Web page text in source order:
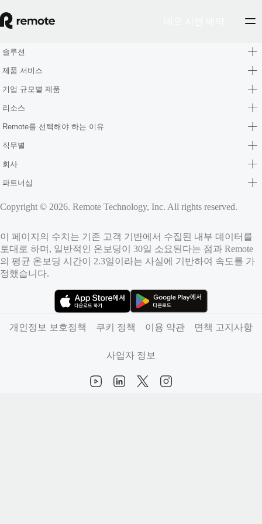
솔루션
제품 서비스
기업 규모별 제품
리소스
Remote를 선택해야 하는 이유
직무별
회사
파트너십
Copyright © 2026. Remote Technology, Inc. All rights reserved.
이 페이지의 수치는 기존 고객 기반에서 수집된 내부 데이터를
토대로 하며, 일반적인 온보딩이 30일 소요된다는 점과 Remote
의 평균 온보딩 시간이 2.3일이라는 사실에 기반하여 속도를 가
정했습니다.
개인정보 보호정책
쿠키 정책 이용 약관 면책 고지사항
사업자 정보